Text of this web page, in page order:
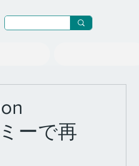
ーで再